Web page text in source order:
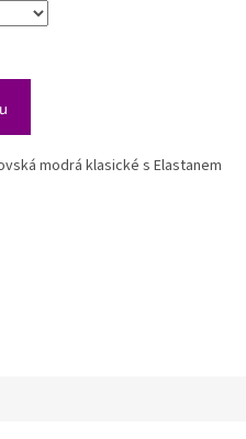
modrá klasické s Elastanem